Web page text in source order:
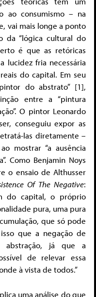
ao consumismo – na
vai mais longe a ponto
da “lógica cultural do
é que as retóricas
lucidez fria necessária
do capital. Em seu
do abstrato” [1],
entre a “pintura
O pintor Leonardo
conseguiu expor as
las diretamente –
mostrar “a ausência
Como Benjamin Noys
o ensaio de Althusser
Of The Negative:
do capital, o próprio
pura, uma pura
que só pode
que a negação de
abstração, já que a
de relevar essa
à vista de todos.”
uma análise do que